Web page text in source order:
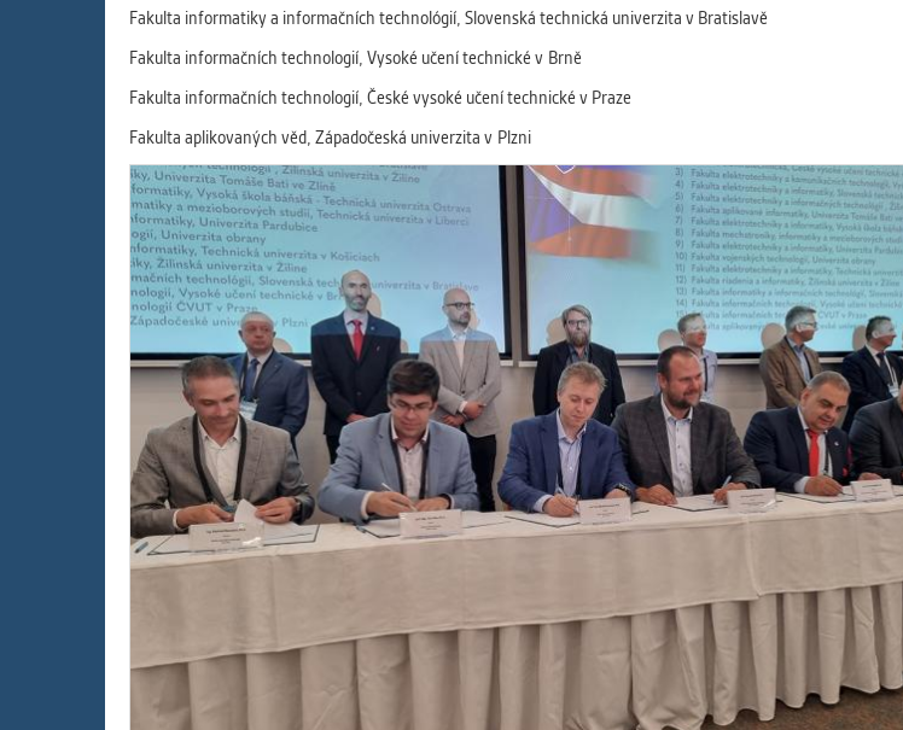
Fakulta informatiky a informačních technológií, Slovenská technická univerzita v Bratislavě
Fakulta informačních technologií, Vysoké učení technické v Brně
Fakulta informačních technologií, České vysoké učení technické v Praze
Fakulta aplikovaných věd, Západočeská univerzita v Plzni